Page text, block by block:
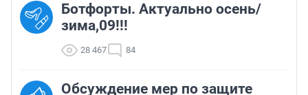
Ботфорты. Актуально осень/
зима,09!!!
28 467 84
Обсуждение мер по защите